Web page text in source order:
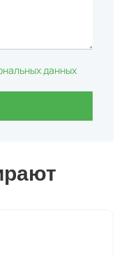
данных